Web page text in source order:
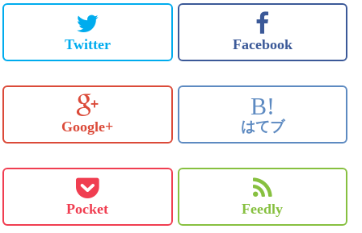
Twitter Facebook
Google+
B!
はてブ
Pocket Feedly